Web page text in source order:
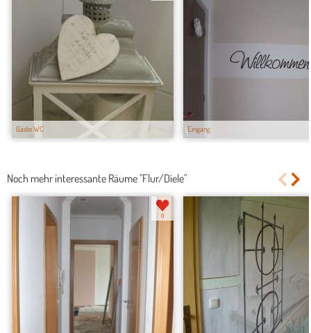
Gäste WC Eingang
Noch mehr interessante Räume "Flur/Diele"
0